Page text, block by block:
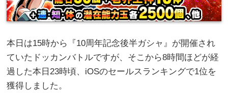
本日は15時から『10周年記念後半ガシャ』が開催され
ていたドッカンバトルですが、そこから8時間ほどが経
過した本日23時頃、iOSのセールスランキングで1位を
獲得しました。